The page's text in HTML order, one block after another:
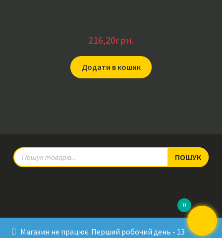
Магазин не працює. Перший робочий день - 13
216,20грн.
Додати в кошик
Products
search
ПОШУК
Developed by Sergey Krinitsa
0